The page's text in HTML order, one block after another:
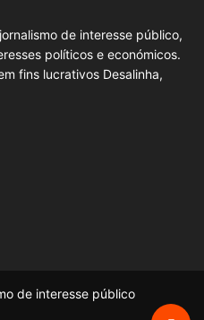
de interesse público,
políticos e económicos.
fins lucrativos Desalinha,
de interesse público